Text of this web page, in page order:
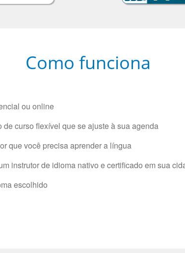
Como funciona
ou online
de curso flexível que se ajuste à sua agenda
que você precisa aprender a língua
instrutor de idioma nativo e certificado em sua
escolhido